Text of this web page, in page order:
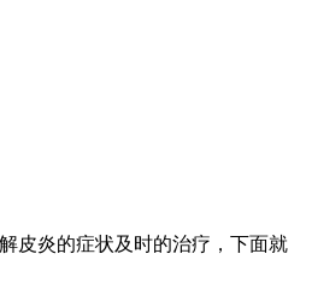
皮炎的症状及时的治疗，下面就